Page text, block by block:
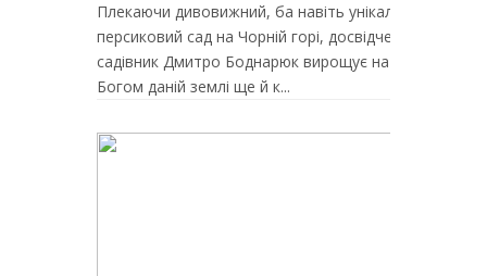
Плекаючи дивовижний, ба навіть унікальний
персиковий сад на Чорній горі, досвідчений
садівник Дмитро Боднарюк вирощує на тій
Богом даній землі ще й к...